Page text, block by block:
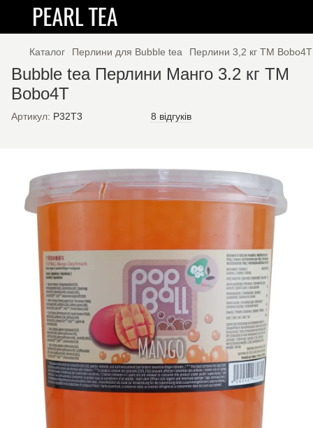
Каталог Перлини для Bubble tea Перлини 3,2 кг TM Bobo4T
Bubble tea Перлини Манго 3.2 кг TM
Bobo4T
Артикул: P32T3 8 відгуків